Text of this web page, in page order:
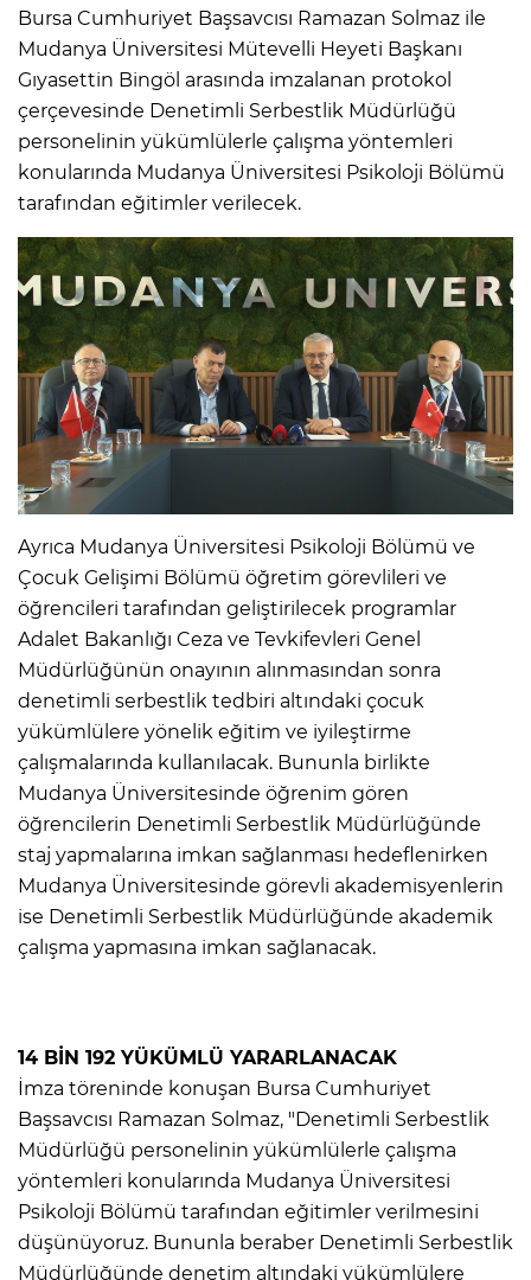
Bursa Cumhuriyet Başsavcısı Ramazan Solmaz ile
Mudanya Üniversitesi Mütevelli Heyeti Başkanı
Gıyasettin Bingöl arasında imzalanan protokol
çerçevesinde Denetimli Serbestlik Müdürlüğü
personelinin yükümlülerle çalışma yöntemleri
konularında Mudanya Üniversitesi Psikoloji Bölümü
tarafından eğitimler verilecek.
Ayrıca Mudanya Üniversitesi Psikoloji Bölümü ve
Çocuk Gelişimi Bölümü öğretim görevlileri ve
öğrencileri tarafından geliştirilecek programlar
Adalet Bakanlığı Ceza ve Tevkifevleri Genel
Müdürlüğünün onayının alınmasından sonra
denetimli serbestlik tedbiri altındaki çocuk
yükümlülere yönelik eğitim ve iyileştirme
çalışmalarında kullanılacak. Bununla birlikte
Mudanya Üniversitesinde öğrenim gören
öğrencilerin Denetimli Serbestlik Müdürlüğünde
staj yapmalarına imkan sağlanması hedeflenirken
Mudanya Üniversitesinde görevli akademisyenlerin
ise Denetimli Serbestlik Müdürlüğünde akademik
çalışma yapmasına imkan sağlanacak.
14 BİN 192 YÜKÜMLÜ YARARLANACAK
İmza töreninde konuşan Bursa Cumhuriyet
Başsavcısı Ramazan Solmaz, "Denetimli Serbestlik
Müdürlüğü personelinin yükümlülerle çalışma
yöntemleri konularında Mudanya Üniversitesi
Psikoloji Bölümü tarafından eğitimler verilmesini
düşünüyoruz. Bununla beraber Denetimli Serbestlik
Müdürlüğünde denetim altındaki yükümlülere